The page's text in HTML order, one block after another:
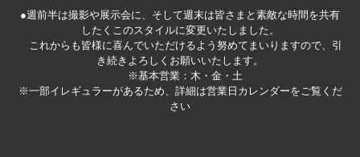
●週前半は撮影や展示会に、そして週末は皆さまと素敵な時間を共有
したくこのスタイルに変更いたしました。
これからも皆様に喜んでいただけるよう努めてまいりますので、引
き続きよろしくお願いいたします。
※基本営業：木・金・土
※一部イレギュラーがあるため、詳細は営業日カレンダーをご覧くだ
さい